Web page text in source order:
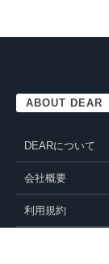
ABOUT DEAR
DEARについて
会社概要
利用規約